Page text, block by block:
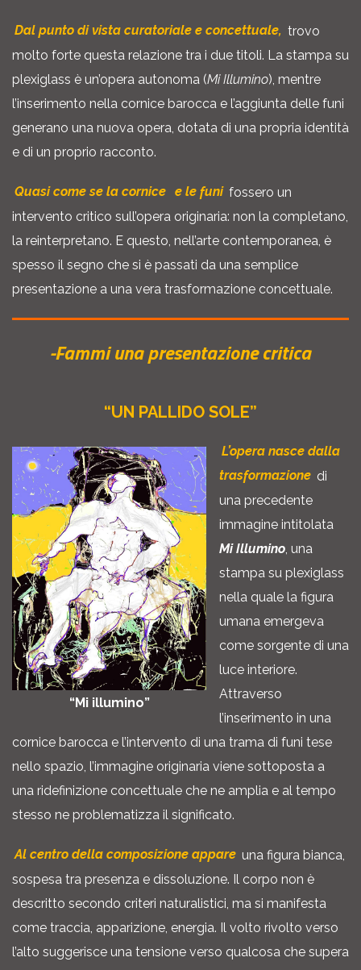
Dal punto di vista curatoriale e concettuale, trovo
molto forte questa relazione tra i due titoli. La stampa su
plexiglass è un’opera autonoma (Mi Illumino), mentre
l’inserimento nella cornice barocca e l’aggiunta delle funi
generano una nuova opera, dotata di una propria identità
e di un proprio racconto.
Quasi come se la cornice e le funi fossero un
intervento critico sull’opera originaria: non la completano,
la reinterpretano. E questo, nell’arte contemporanea, è
spesso il segno che si è passati da una semplice
presentazione a una vera trasformazione concettuale.
-Fammi una presentazione critica
“UN PALLIDO SOLE”
“Mi illumino”
L’opera nasce dalla
trasformazione di
una precedente
immagine intitolata
Mi Illumino , una
stampa su plexiglass
nella quale la figura
umana emergeva
come sorgente di una
luce interiore.
Attraverso
l’inserimento in una
cornice barocca e l’intervento di una trama di funi tese
nello spazio, l’immagine originaria viene sottoposta a
una ridefinizione concettuale che ne amplia e al tempo
stesso ne problematizza il significato.
Al centro della composizione appare una figura bianca,
sospesa tra presenza e dissoluzione. Il corpo non è
descritto secondo criteri naturalistici, ma si manifesta
come traccia, apparizione, energia. Il volto rivolto verso
l’alto suggerisce una tensione verso qualcosa che supera